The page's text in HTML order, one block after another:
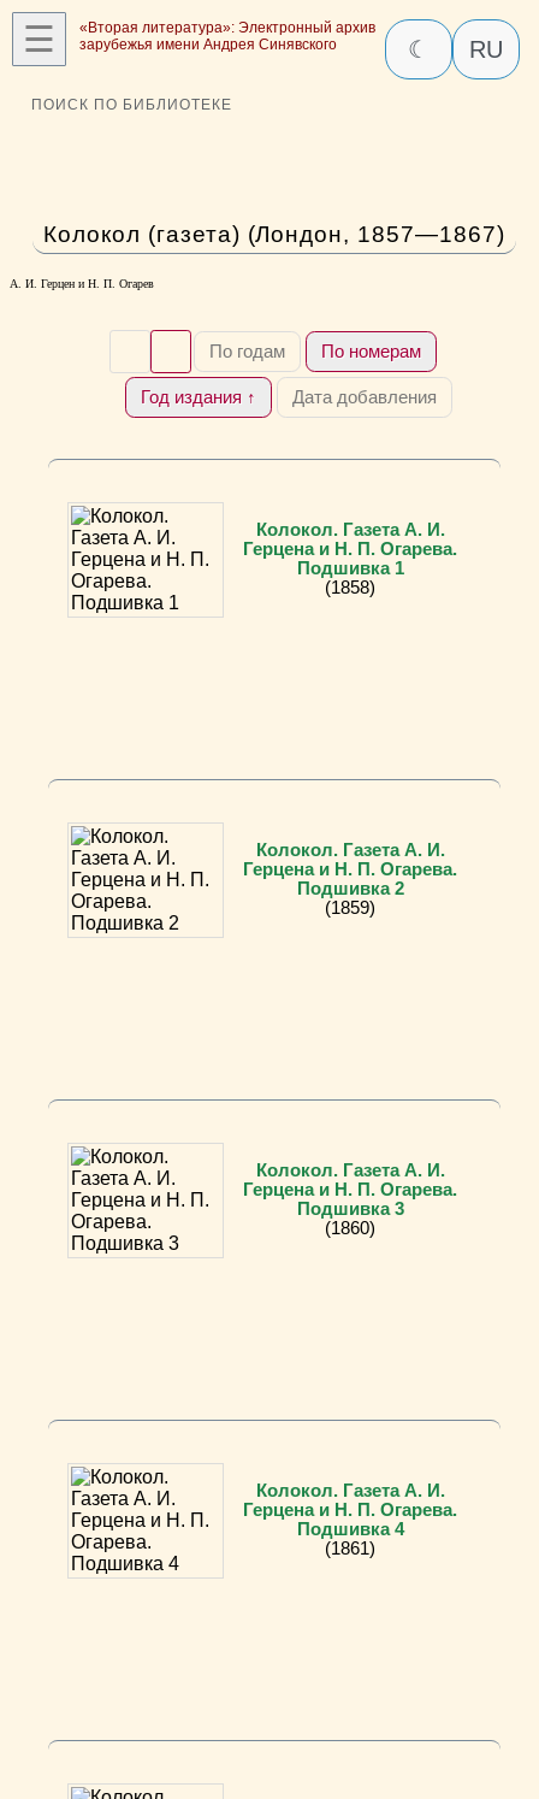
☰
«Вторая литература»: Электронный архив
зарубежья имени Андрея Синявского
☾ RU
ПОИСК ПО БИБЛИОТЕКЕ
Колокол (газета) (Лондон, 1857—1867)
А. И. Герцен и Н. П. Огарев
По годам По номерам
Год издания ↑ Дата добавления
Колокол. Газета А. И.
Герцена и Н. П. Огарева.
Подшивка 1
(1858)
Колокол. Газета А. И.
Герцена и Н. П. Огарева.
Подшивка 2
(1859)
Колокол. Газета А. И.
Герцена и Н. П. Огарева.
Подшивка 3
(1860)
Колокол. Газета А. И.
Герцена и Н. П. Огарева.
Подшивка 4
(1861)